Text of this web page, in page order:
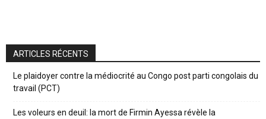
ARTICLES RÉCENTS
Le plaidoyer contre la médiocrité au Congo post parti congolais du
travail (PCT)
Les voleurs en deuil: la mort de Firmin Ayessa révèle la